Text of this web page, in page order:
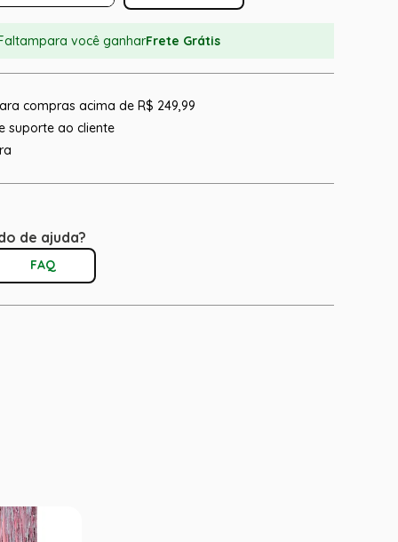
para você ganharFrete Grátis
compras acima de R$ 249,99
suporte ao cliente
de ajuda?
FAQ